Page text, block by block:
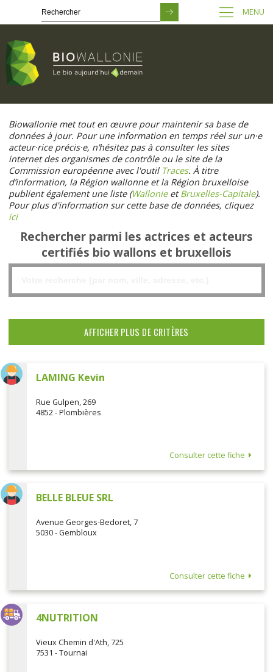
contenu
principal
MENU
Biowallonie met tout en œuvre pour maintenir sa base de
données à jour. Pour une information en temps réel sur un·e
acteur·rice précis·e, n’hésitez pas à consulter les sites
internet des organismes de contrôle ou le site de la
Commission européenne avec l'outil Traces. À titre
d’information, la Région wallonne et la Région bruxelloise
publient également une liste (WallonieetBruxelles-Capitale).
Pour plus d'information sur cette base de données, cliquez
ici
Rechercher parmi les actrices et acteurs
certifiés bio wallons et bruxellois
LAMING Kevin
Rue Gulpen, 269
4852 - Plombières
Consulter cette fiche
BELLE BLEUE SRL
Avenue Georges-Bedoret, 7
5030 - Gembloux
Consulter cette fiche
4NUTRITION
Vieux Chemin d'Ath, 725
7531 - Tournai
AFFICHER PLUS DE CRITÈRES